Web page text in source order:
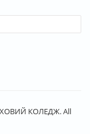
КОЛЕДЖ. All